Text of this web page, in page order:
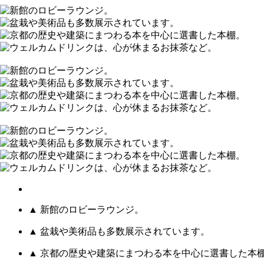
▲ 新館のロビーラウンジ。
▲ 盆栽や美術品も多数展示されています。
▲ 京都の歴史や建築にまつわる本を中心に選書した本